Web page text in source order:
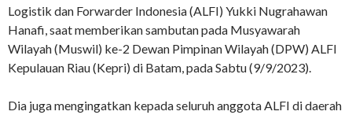
Logistik dan Forwarder Indonesia (ALFI) Yukki Nugrahawan
Hanafi, saat memberikan sambutan pada Musyawarah
Wilayah (Muswil) ke-2 Dewan Pimpinan Wilayah (DPW) ALFI
Kepulauan Riau (Kepri) di Batam, pada Sabtu (9/9/2023).
Dia juga mengingatkan kepada seluruh anggota ALFI di daerah